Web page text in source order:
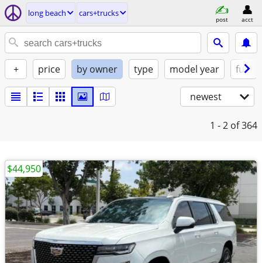
long beach cars+trucks
post acct
+ price by owner type model year fuel
newest
1 - 2 of 364
$44,950